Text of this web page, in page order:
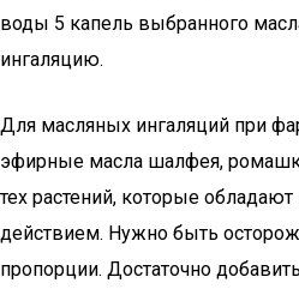
воды 5 капель выбранного
ингаляцию.
Для масляных ингаляций при
эфирные масла шалфея,
тех растений, которые
действием. Нужно быть
пропорции. Достаточно